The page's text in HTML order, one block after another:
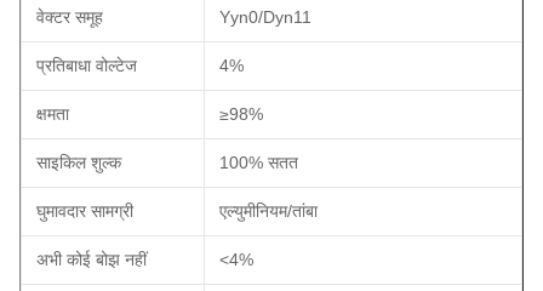
वेक्टर समूह Yyn0/Dyn11
प्रतिबाधा वोल्टेज 4%
क्षमता ≥98%
साइकिल शुल्क 100% सतत
घुमावदार सामग्री एल्युमीनियम/तांबा
अभी कोई बोझ नहीं <4%